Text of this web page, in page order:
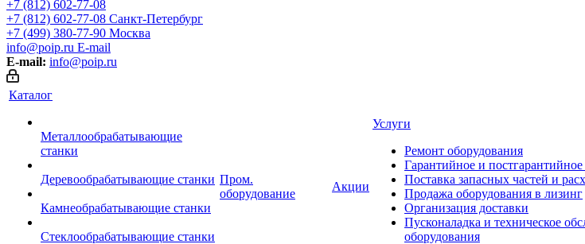
+7 (812) 602-77-08
+7 (812) 602-77-08 Санкт-Петербург
+7 (499) 380-77-90 Москва
info@poip.ru E-mail
E-mail: info@poip.ru
Каталог
Металлообрабатывающие
станки
Деревообрабатывающие станки
Камнеобрабатывающие станки
Стеклообрабатывающие станки
Пром.
оборудование
Акции
Услуги
Ремонт оборудования
Гарантийное и
Поставка запасных частей и
Продажа оборудования в лизинг
Организация доставки
Пусконаладка и техническое
оборудования